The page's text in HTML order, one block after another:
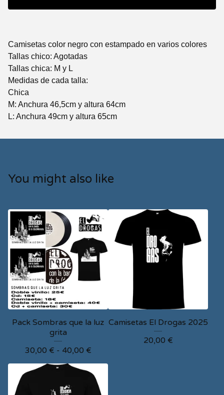
Camisetas color negro con estampado en varios colores
Tallas chico: Agotadas
Tallas chica: M y L
Medidas de cada talla:
Chica
M: Anchura 46,5cm y altura 64cm
L: Anchura 49cm y altura 65cm
You might also like
Pack Sombras que la luz
grita
30,00 € - 40,00 €
Camisetas El Drogas 2025
20,00 €